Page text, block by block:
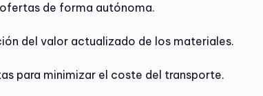
de forma autónoma.
del valor actualizado de los materiales.
para minimizar el coste del transporte.